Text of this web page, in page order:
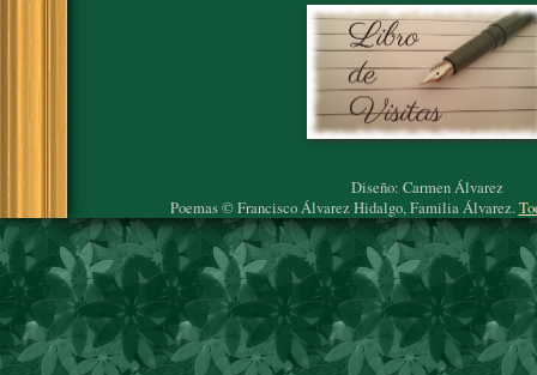
Diseño: Carmen Álvarez
Poemas © Francisco Álvarez Hidalgo, Familia Álvarez.